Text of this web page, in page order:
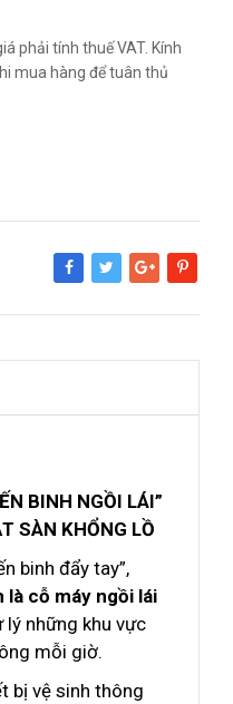
phải tính thuế VAT. Kính
mua hàng để tuân thủ
Share Tweet Google+Pinterest
BINH NGỒI LÁI”
SÀN KHỔNG LỒ
binh đẩy tay”,
là cỗ máy ngồi lái
lý những khu vực
mỗi giờ.
bị vệ sinh thông